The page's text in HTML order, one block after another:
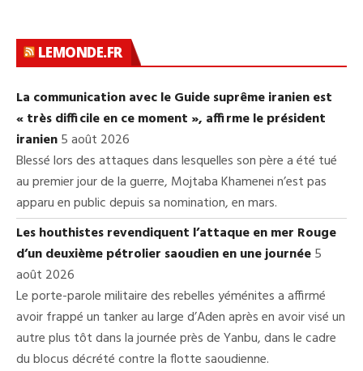
LEMONDE.FR
La communication avec le Guide suprême iranien est
« très difficile en ce moment », affirme le président
iranien5 août 2026
Blessé lors des attaques dans lesquelles son père a été tué
au premier jour de la guerre, Mojtaba Khamenei n’est pas
apparu en public depuis sa nomination, en mars.
Les houthistes revendiquent l’attaque en mer Rouge
d’un deuxième pétrolier saoudien en une journée5
août 2026
Le porte-parole militaire des rebelles yéménites a affirmé
avoir frappé un tanker au large d’Aden après en avoir visé un
autre plus tôt dans la journée près de Yanbu, dans le cadre
du blocus décrété contre la flotte saoudienne.